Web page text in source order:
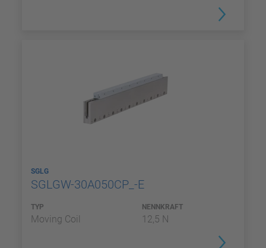
SGLG
SGLGW-30A050CP_-E
TYP
Moving Coil
NENNKRAFT
12,5 N